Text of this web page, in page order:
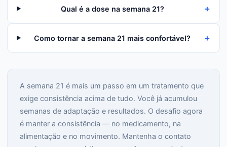
Qual é a dose na semana 21? +
Como tornar a semana 21 mais confortável? +
A semana 21 é mais um passo em um tratamento que
exige consistência acima de tudo. Você já acumulou
semanas de adaptação e resultados. O desafio agora
é manter a consistência — no medicamento, na
alimentação e no movimento. Mantenha o contato